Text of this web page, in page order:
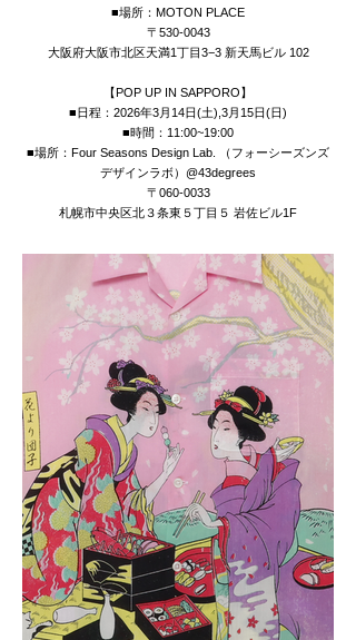
■場所：MOTON PLACE
〒530-0043
大阪府大阪市北区天満1丁目3−3 新天馬ビル 102
【POP UP IN SAPPORO】
■日程：2026年3月14日(土),3月15日(日)
■時間：11:00~19:00
■場所：Four Seasons Design Lab. （フォーシーズンズ
デザインラボ）@43degrees
〒060-0033
札幌市中央区北３条東５丁目５ 岩佐ビル1F